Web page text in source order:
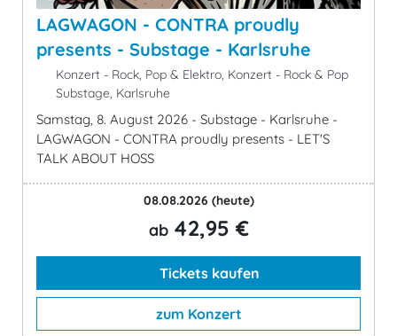
LAGWAGON - CONTRA proudly
presents - Substage - Karlsruhe
Konzert - Rock, Pop & Elektro, Konzert - Rock & Pop
Substage, Karlsruhe
Samstag, 8. August 2026 - Substage - Karlsruhe -
LAGWAGON - CONTRA proudly presents - LET'S
TALK ABOUT HOSS
08.08.2026 (heute)
ab 42,95 €
Tickets kaufen
zum Konzert